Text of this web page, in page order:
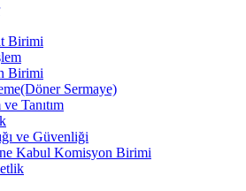
Birimi
Birimi
Sermaye)
Tanıtım
ve Güvenliği
Kabul Komisyon Birimi